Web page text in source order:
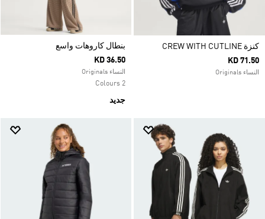
كنزة CREW WITH CUTLINE
KD 71.50
النساء Originals
بنطال كاروهات واسع
KD 36.50
النساء Originals
2 Colours
جديد